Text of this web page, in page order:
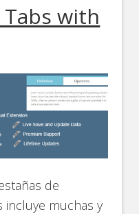
with
de
incluye muchas y